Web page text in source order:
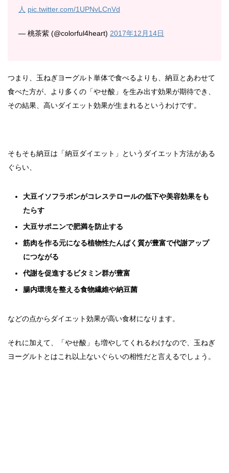
人 pic.twitter.com/1UPNvLCnVd
— 桃茶紫 (@colorful4heart) 2017年12月14日
つまり、玉ねぎヨーグルト単体で食べるよりも、納豆とあわせて
食べた方が、より多くの「やせ酸」を生み出す効果が期待でき、
その結果、高いダイエット効果が生まれるというわけです。
そもそも納豆は「納豆ダイエット」というダイエット方法がある
ぐらい、
大豆イソフラボンがコレステロールの低下や美容効果をも
たらす
大豆サポニンで肥満を防止する
筋肉を作る元になる植物性たんぱく質が豊富で代謝アップ
につながる
代謝を促進するビタミン群が豊富
腸内環境を整える食物繊維や納豆菌
などの点からダイエット効果が高い食材になります。
それに加えて、「やせ酸」も増やしてくれるわけなので、玉ねぎ
ヨーグルトとはこれ以上ないぐらいの相性だと言えるでしょう。